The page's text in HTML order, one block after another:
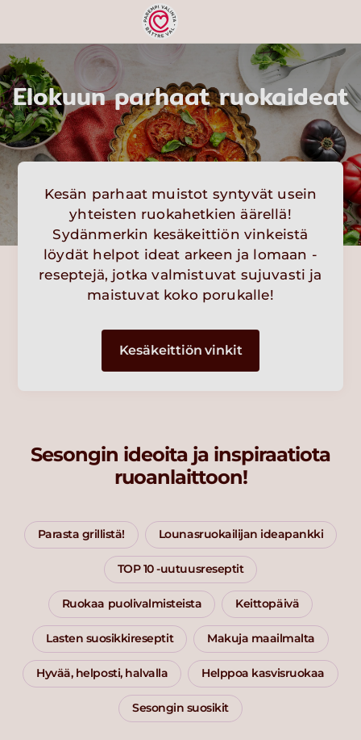
Elokuun parhaat ruokaideat
Kesän parhaat muistot syntyvät usein
yhteisten ruokahetkien äärellä!
Sydänmerkin kesäkeittiön vinkeistä
löydät helpot ideat arkeen ja lomaan -
reseptejä, jotka valmistuvat sujuvasti ja
maistuvat koko porukalle!
Kesäkeittiön vinkit
Sesongin ideoita ja inspiraatiota
ruoanlaittoon!
Parasta grillistä! Lounasruokailijan ideapankki
TOP 10 -uutuusreseptit
Ruokaa puolivalmisteista Keittopäivä
Lasten suosikkireseptit Makuja maailmalta
Hyvää, helposti, halvalla Helppoa kasvisruokaa
Sesongin suosikit